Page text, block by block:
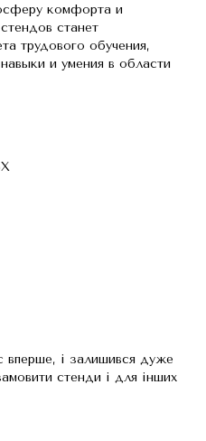
комфорта и
станет
трудового обучения,
и умения в области
і залишився дуже
стенди і для інших